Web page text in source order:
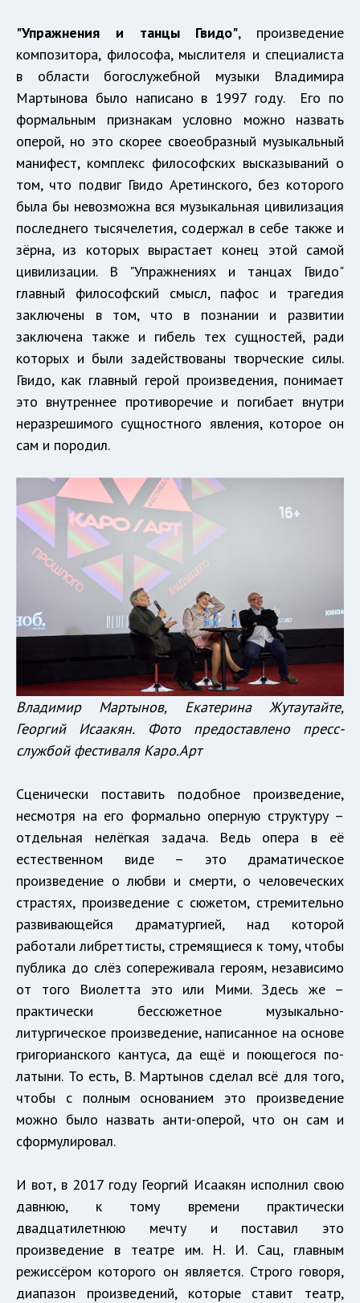
"Упражнения и танцы Гвидо", произведение
композитора, философа, мыслителя и специалиста
в области богослужебной музыки Владимира
Мартынова было написано в 1997 году. Его по
формальным признакам условно можно назвать
оперой, но это скорее своеобразный музыкальный
манифест, комплекс философских высказываний о
том, что подвиг Гвидо Аретинского, без которого
была бы невозможна вся музыкальная цивилизация
последнего тысячелетия, содержал в себе также и
зёрна, из которых вырастает конец этой самой
цивилизации. В "Упражнениях и танцах Гвидо"
главный философский смысл, пафос и трагедия
заключены в том, что в познании и развитии
заключена также и гибель тех сущностей, ради
которых и были задействованы творческие силы.
Гвидо, как главный герой произведения, понимает
это внутреннее противоречие и погибает внутри
неразрешимого сущностного явления, которое он
сам и породил.
Владимир Мартынов, Екатерина Жутаутайте,
Георгий Исаакян. Фото предоставлено пресс-
службой фестиваля Каро.Арт
Сценически поставить подобное произведение,
несмотря на его формально оперную структуру –
отдельная нелёгкая задача. Ведь опера в её
естественном виде – это драматическое
произведение о любви и смерти, о человеческих
страстях, произведение с сюжетом, стремительно
развивающейся драматургией, над которой
работали либреттисты, стремящиеся к тому, чтобы
публика до слёз сопереживала героям, независимо
от того Виолетта это или Мими. Здесь же –
практически бессюжетное музыкально-
литургическое произведение, написанное на основе
григорианского кантуса, да ещё и поющегося по-
латыни. То есть, В. Мартынов сделал всё для того,
чтобы с полным основанием это произведение
можно было назвать анти-оперой, что он сам и
сформулировал.
И вот, в 2017 году Георгий Исаакян исполнил свою
давнюю, к тому времени практически
двадцатилетнюю мечту и поставил это
произведение в театре им. Н. И. Сац, главным
режиссёром которого он является. Строго говоря,
диапазон произведений, которые ставит театр,